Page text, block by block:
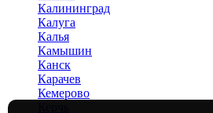
Калининград
Калуга
Калья
Камышин
Канск
Карачев
Кемерово